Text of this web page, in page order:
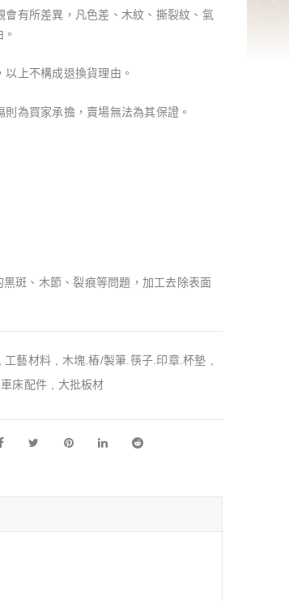
有所差異，凡色差、木紋、撕裂紋、氣
上不構成退換貨理由。
為買家承擔，賣場無法為其保證。
斑、木節、裂痕等問題，加工去除表面
工藝材料 木塊.樁/製筆.筷子.印章.杯墊
車床配件 大批板材